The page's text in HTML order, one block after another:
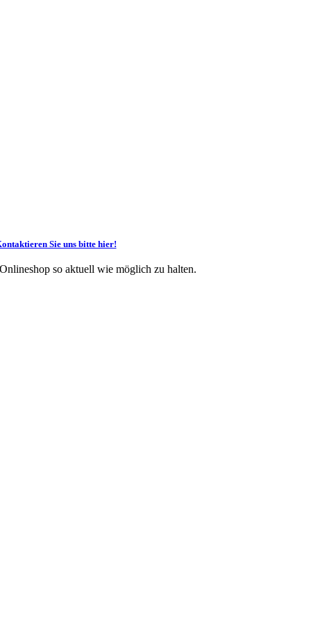
Sie uns bitte hier!
so aktuell wie möglich zu halten.